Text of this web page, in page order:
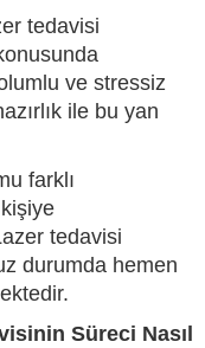
tedavisi
ve stressiz
ile bu yan
farklı
tedavisi
durumda hemen
Süreci Nasıl